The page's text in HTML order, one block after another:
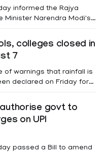
informed the Rajya
Minister Narendra Modi's
of State for External
reply to questions
colleges closed in
7
of warnings that rainfall is
declared on Friday for
districts. Meanwhile, a
for Kottayam,
Pathanamtitta and Idukki districts. Following a red alert on
govt to
on UPI
passed a Bill to amend